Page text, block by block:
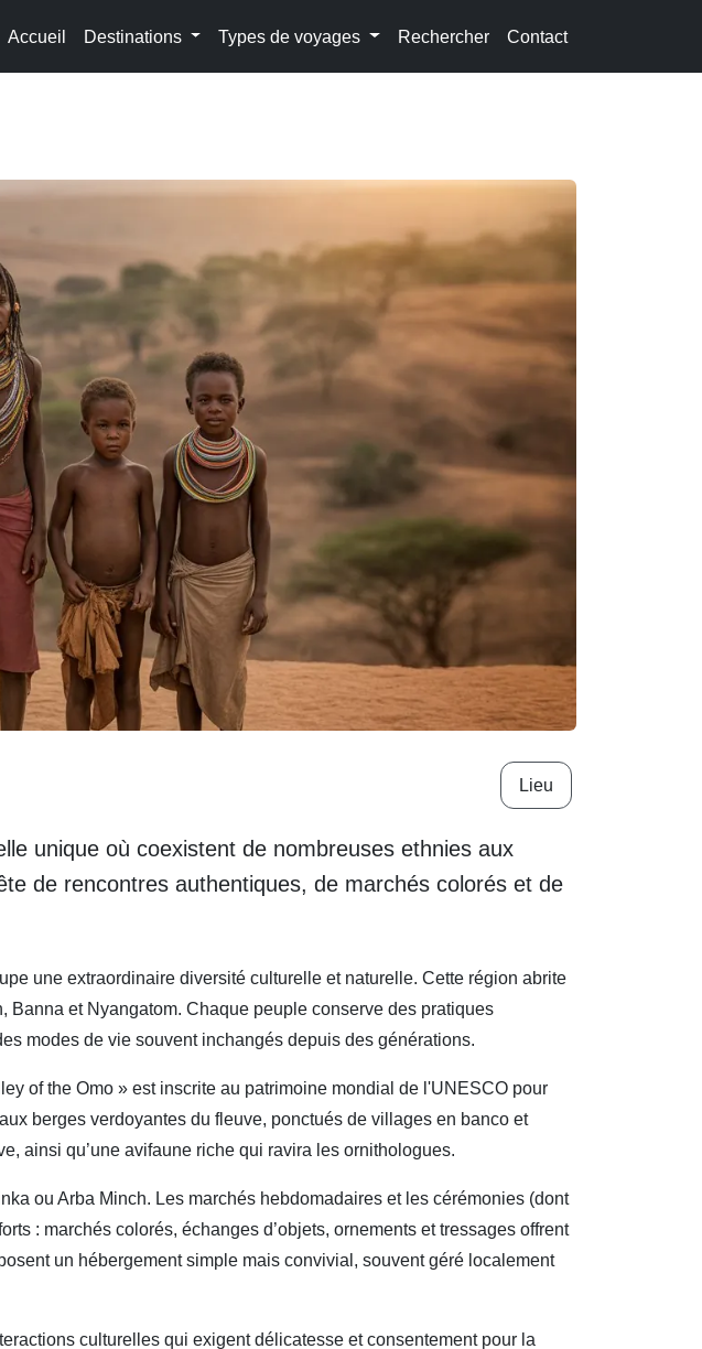
Accueil Destinations Types de voyages Rechercher Contact
Lieu
unique où coexistent de nombreuses ethnies aux
de rencontres authentiques, de marchés colorés et de
une extraordinaire diversité culturelle et naturelle. Cette région abrite
et Nyangatom. Chaque peuple conserve des pratiques
modes de vie souvent inchangés depuis des générations.
of the Omo » est inscrite au patrimoine mondial de l'UNESCO pour
berges verdoyantes du fleuve, ponctués de villages en banco et
ainsi qu’une avifaune riche qui ravira les ornithologues.
ou Arba Minch. Les marchés hebdomadaires et les cérémonies (dont
: marchés colorés, échanges d’objets, ornements et tressages offrent
un hébergement simple mais convivial, souvent géré localement
culturelles qui exigent délicatesse et consentement pour la